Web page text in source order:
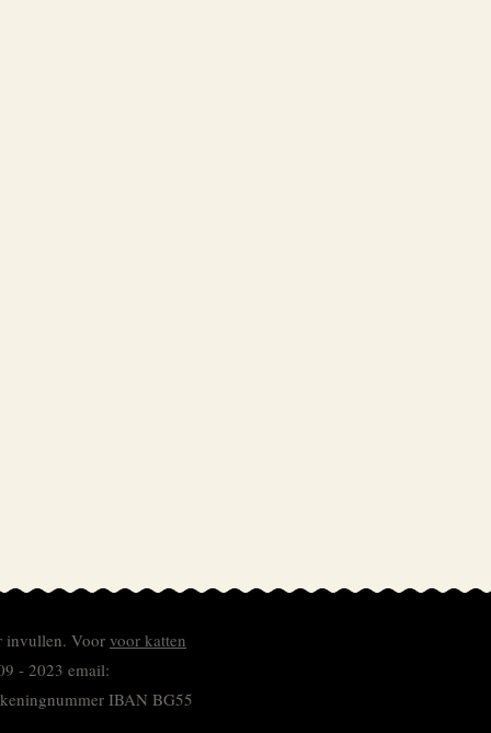
invullen. Voor voor katten
- 2023 email:
IBAN BG55